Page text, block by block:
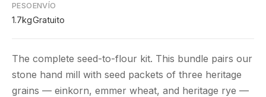
PESO
1.7kg
ENVÍO
Gratuito
The complete seed-to-flour kit. This bundle pairs our
stone hand mill with seed packets of three heritage
grains — einkorn, emmer wheat, and heritage rye —